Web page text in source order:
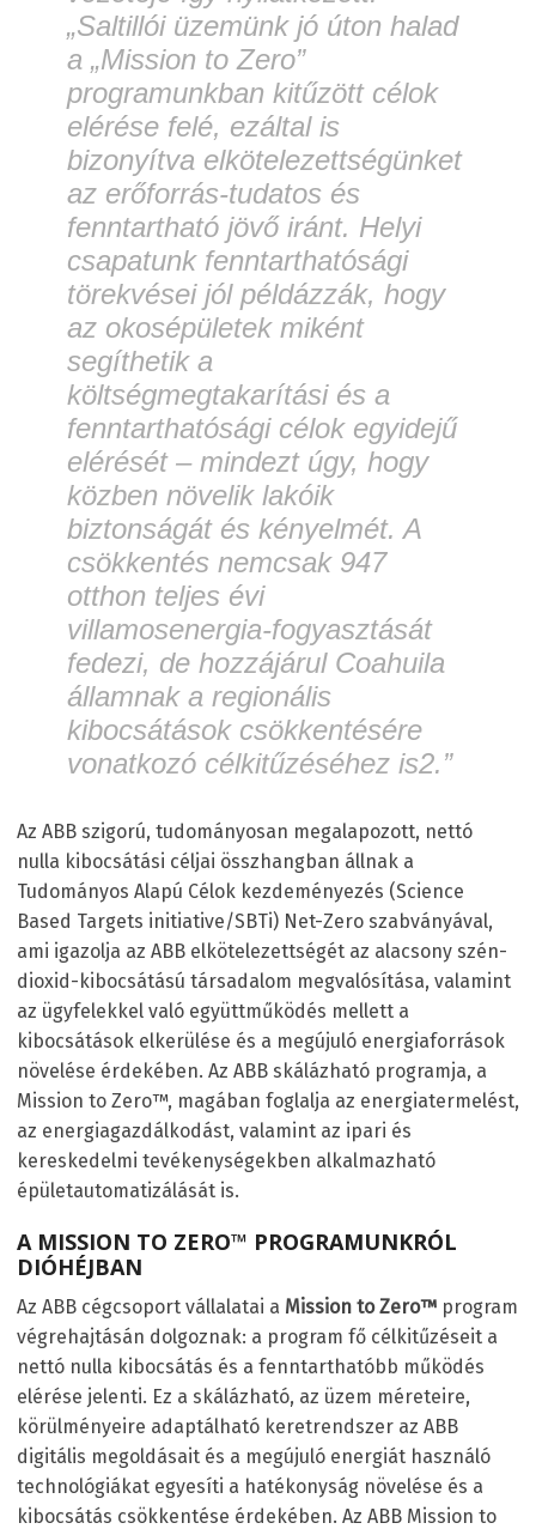
„Saltillói üzemünk jó úton halad
a „Mission to Zero”
programunkban kitűzött célok
elérése felé, ezáltal is
bizonyítva elkötelezettségünket
az erőforrás-tudatos és
fenntartható jövő iránt. Helyi
csapatunk fenntarthatósági
törekvései jól példázzák, hogy
az okosépületek miként
segíthetik a
költségmegtakarítási és a
fenntarthatósági célok egyidejű
elérését – mindezt úgy, hogy
közben növelik lakóik
biztonságát és kényelmét. A
csökkentés nemcsak 947
otthon teljes évi
villamosenergia-fogyasztását
fedezi, de hozzájárul Coahuila
államnak a regionális
kibocsátások csökkentésére
vonatkozó célkitűzéséhez is2.”
Az ABB szigorú, tudományosan megalapozott, nettó
nulla kibocsátási céljai összhangban állnak a
Tudományos Alapú Célok kezdeményezés (Science
Based Targets initiative/SBTi) Net-Zero szabványával,
ami igazolja az ABB elkötelezettségét az alacsony szén-
dioxid-kibocsátású társadalom megvalósítása, valamint
az ügyfelekkel való együttműködés mellett a
kibocsátások elkerülése és a megújuló energiaforrások
növelése érdekében. Az ABB skálázható programja, a
Mission to Zero™, magában foglalja az energiatermelést,
az energiagazdálkodást, valamint az ipari és
kereskedelmi tevékenységekben alkalmazható
épületautomatizálását is.
A MISSION TO ZERO™ PROGRAMUNKRÓL
DIÓHÉJBAN
Az ABB cégcsoport vállalatai a Mission to Zero™ program
végrehajtásán dolgoznak: a program fő célkitűzéseit a
nettó nulla kibocsátás és a fenntarthatóbb működés
elérése jelenti. Ez a skálázható, az üzem méreteire,
körülményeire adaptálható keretrendszer az ABB
digitális megoldásait és a megújuló energiát használó
technológiákat egyesíti a hatékonyság növelése és a
kibocsátás csökkentése érdekében. Az ABB Mission to